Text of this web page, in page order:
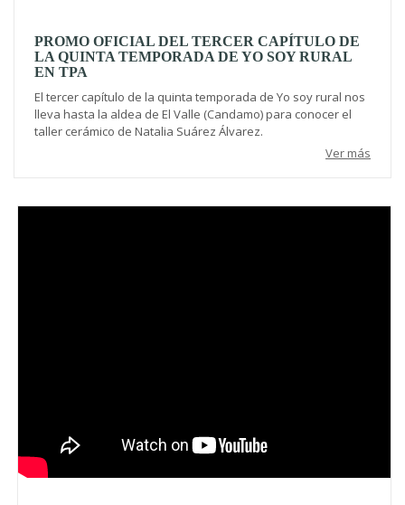
PROMO OFICIAL DEL TERCER CAPÍTULO DE
LA QUINTA TEMPORADA DE YO SOY RURAL
EN TPA
El tercer capítulo de la quinta temporada de Yo soy rural nos
lleva hasta la aldea de El Valle (Candamo) para conocer el
taller cerámico de Natalia Suárez Álvarez.
Ver más